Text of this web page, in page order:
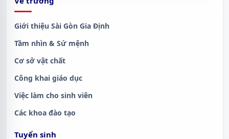
Giới thiệu Sài Gòn Gia Định
Tầm nhìn & Sứ mệnh
Cơ sở vật chất
Công khai giáo dục
Việc làm cho sinh viên
Các khoa đào tạo
Tuyển sinh